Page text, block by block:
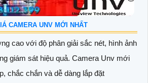
CAMERA UNV MỚI NHẤT
cao với độ phân giải sắc nét, hình ảnh
giám sát hiệu quả. Camera Unv mới
chắc chắn và dễ dàng lắp đặt